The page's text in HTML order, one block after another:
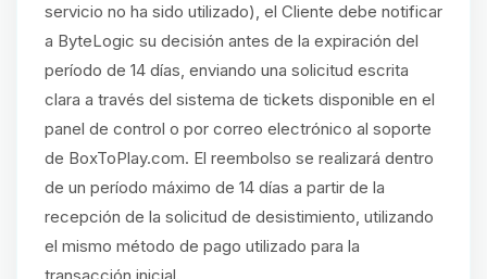
servicio no ha sido utilizado), el Cliente debe notificar
a ByteLogic su decisión antes de la expiración del
período de 14 días, enviando una solicitud escrita
clara a través del sistema de tickets disponible en el
panel de control o por correo electrónico al soporte
de BoxToPlay.com. El reembolso se realizará dentro
de un período máximo de 14 días a partir de la
recepción de la solicitud de desistimiento, utilizando
el mismo método de pago utilizado para la